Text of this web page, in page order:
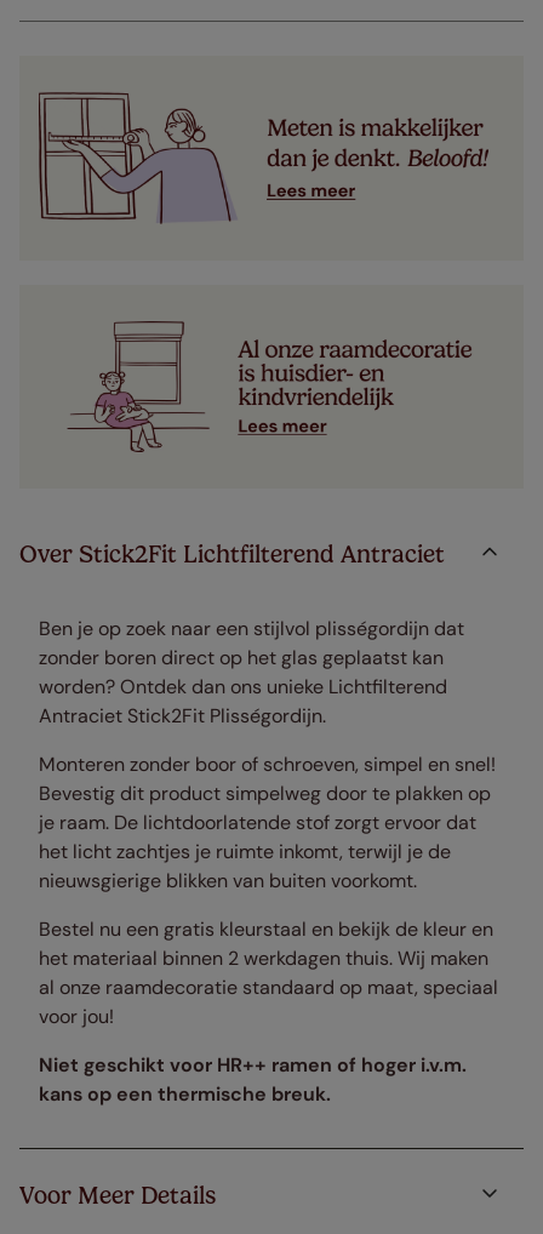
Over Stick2Fit Lichtfilterend Antraciet
Ben je op zoek naar een stijlvol plisségordijn dat
zonder boren direct op het glas geplaatst kan
worden? Ontdek dan ons unieke Lichtfilterend
Antraciet Stick2Fit Plisségordijn.
Monteren zonder boor of schroeven, simpel en snel!
Bevestig dit product simpelweg door te plakken op
je raam. De lichtdoorlatende stof zorgt ervoor dat
het licht zachtjes je ruimte inkomt, terwijl je de
nieuwsgierige blikken van buiten voorkomt.
Bestel nu een gratis kleurstaal en bekijk de kleur en
het materiaal binnen 2 werkdagen thuis. Wij maken
al onze raamdecoratie standaard op maat, speciaal
voor jou!
Niet geschikt voor HR++ ramen of hoger i.v.m.
kans op een thermische breuk.
Voor Meer Details